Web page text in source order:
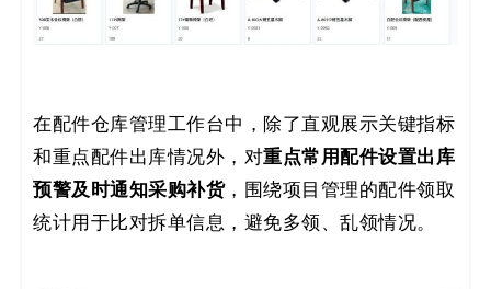
在配件仓库管理工作台中，除了直观展示关键指标
和重点配件出库情况外，对重点常用配件设置出库
预警及时通知采购补货，围绕项目管理的配件领取
统计用于比对拆单信息，避免多领、乱领情况。